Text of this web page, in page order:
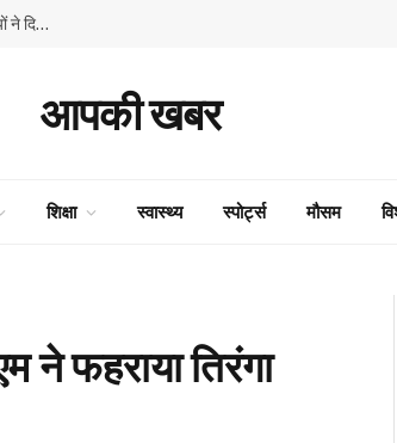
GMSSS घनाहट्टी में ‘एक पेड़ माँ के नाम’ अभियान के तहत हुआ पौधारोपण, विद्यार्थियों ने दिया पर्यावरण संरक्षण का संदेश
आपकी खबर
शिक्षा स्वास्थ्य स्पोर्ट्स मौसम
फहराया तिरंगा